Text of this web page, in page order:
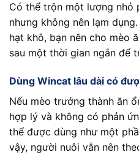
Có thể trộn một lượng nhỏ
nhưng không nên lạm
hạt khô, bạn nên cho mèo
sau một thời gian ngắn để
Dùng Wincat lâu dài có
Nếu mèo trưởng thành ăn
hợp lý và không có phản
thể được dùng như một
vậy, người nuôi vẫn nên